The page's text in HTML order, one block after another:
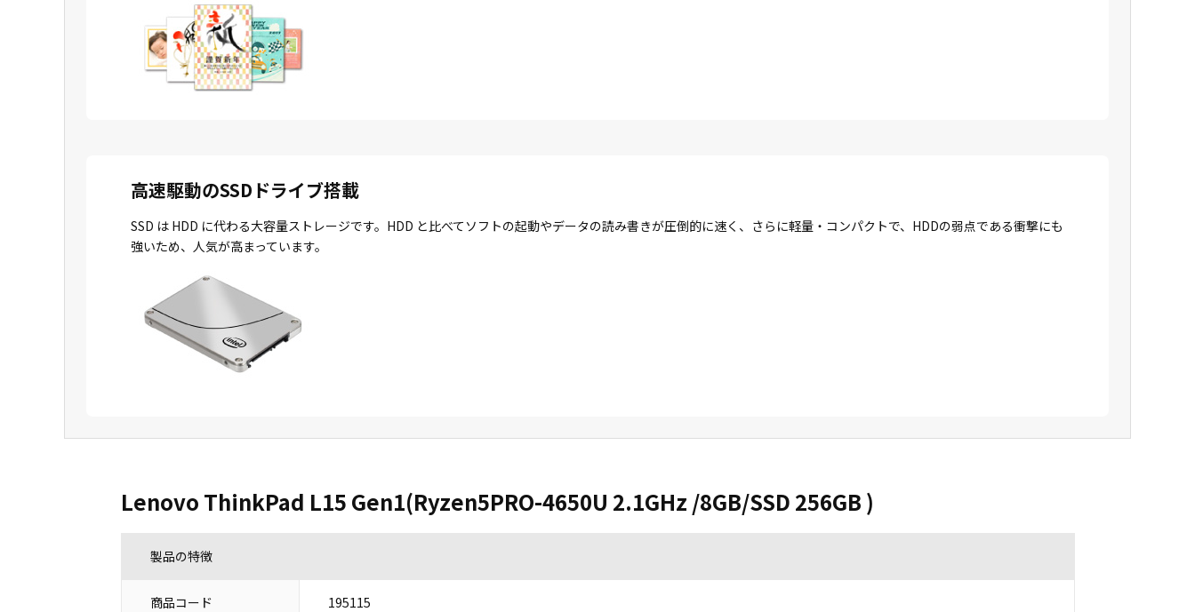
高速駆動のSSDドライブ搭載
SSD は HDD に代わる大容量ストレージです。HDD と比べてソフトの起動やデータの読み書きが圧倒的に速く、さらに軽量・コンパクトで、HDDの弱点である衝撃にも
強いため、人気が高まっています。
Lenovo ThinkPad L15 Gen1(Ryzen5PRO-4650U 2.1GHz /8GB/SSD 256GB )
製品の特徴
商品コード 195115